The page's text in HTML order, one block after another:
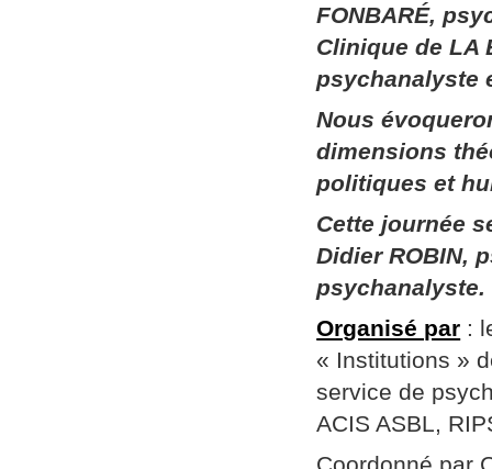
FONBARÉ,
Clinique de LA
psychanalyste
Nous
dimensions
politiques et
Cette journée
Didier ROBIN,
psychanalyste.
Organisé par :
« Institutions »
service de
ACIS ASBL,